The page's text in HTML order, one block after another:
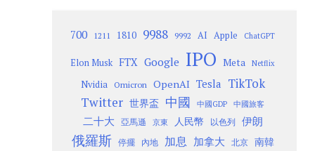
700 1211 1810 9988 9992 AI Apple ChatGPT
Elon Musk FTX Google IPO Meta Netflix
Nvidia Omicron OpenAI Tesla TikTok
Twitter 世界盃 中國 中國GDP 中國旅客
二十大 亞馬遜 京東 人民幣 以色列 伊朗
俄羅斯 停擺 內地 加息 加拿大 北京
南韓